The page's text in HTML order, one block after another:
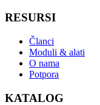
RESURSI
Članci
Moduli & alati
O nama
Potpora
KATALOG